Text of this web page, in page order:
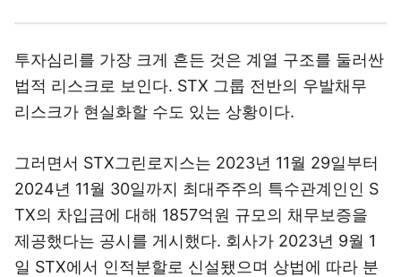
투자심리를 가장 크게 흔든 것은 계열 구조를 둘러싼
법적 리스크로 보인다. STX 그룹 전반의 우발채무
리스크가 현실화할 수도 있는 상황이다.
그러면서 STX그린로지스는 2023년 11월 29일부터
2024년 11월 30일까지 최대주주의 특수관계인인 S
TX의 차입금에 대해 1857억원 규모의 채무보증을
제공했다는 공시를 게시했다. 회사가 2023년 9월 1
일 STX에서 인적분할로 신설됐으며 상법에 따라 분